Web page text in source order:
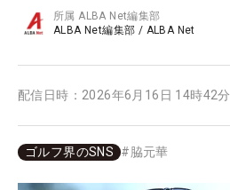
所属ALBA Net編集部
ALBA Net編集部 / ALBA Net
配信日時： 2026年6月16日 14時42分
ゴルフ界のSNS # 脇元華